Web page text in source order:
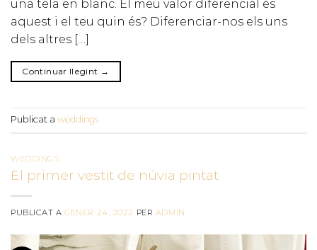
una tela en blanc. El meu valor diferencial és
aquest i el teu quin és? Diferenciar-nos els uns
dels altres […]
Continuar llegint →
Publicat a weddings
WEDDINGS
El primer vestit de núvia pintat
PUBLICAT AGENER 24, 2022 PER ADMIN